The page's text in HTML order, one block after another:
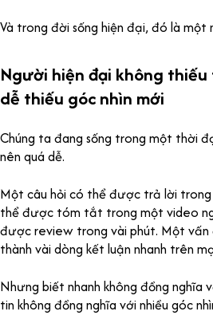
Và trong đời sống hiện đại, đó là một
Người hiện đại không
dễ thiếu góc nhìn mới
Chúng ta đang sống trong một thời
nên quá dễ.
Một câu hỏi có thể được trả lời trong
thể được tóm tắt trong một video
được review trong vài phút. Một vấn
thành vài dòng kết luận nhanh trên
Nhưng biết nhanh không đồng nghĩa
tin không đồng nghĩa với nhiều góc